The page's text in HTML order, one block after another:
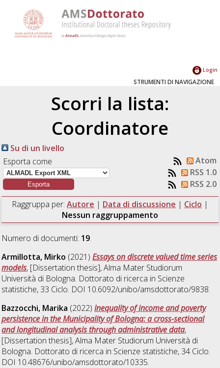
Login
STRUMENTI DI NAVIGAZIONE
Scorri la lista:
Coordinatore
Su di un livello
Esporta come
Atom
RSS 1.0
RSS 2.0
Raggruppa per: Autore | Data di discussione | Ciclo |
Nessun raggruppamento
Numero di documenti: 19.
Armillotta, Mirko (2021)Essays on discrete valued time series
models, [Dissertation thesis], Alma Mater Studiorum
Università di Bologna. Dottorato di ricerca in Scienze
statistiche, 33 Ciclo. DOI 10.6092/unibo/amsdottorato/9838.
Bazzocchi, Marika (2022)Inequality of income and poverty
persistence in the Municipality of Bologna: a cross-sectional
and longitudinal analysis through administrative data,
[Dissertation thesis], Alma Mater Studiorum Università di
Bologna. Dottorato di ricerca in Scienze statistiche, 34 Ciclo.
DOI 10.48676/unibo/amsdottorato/10335.